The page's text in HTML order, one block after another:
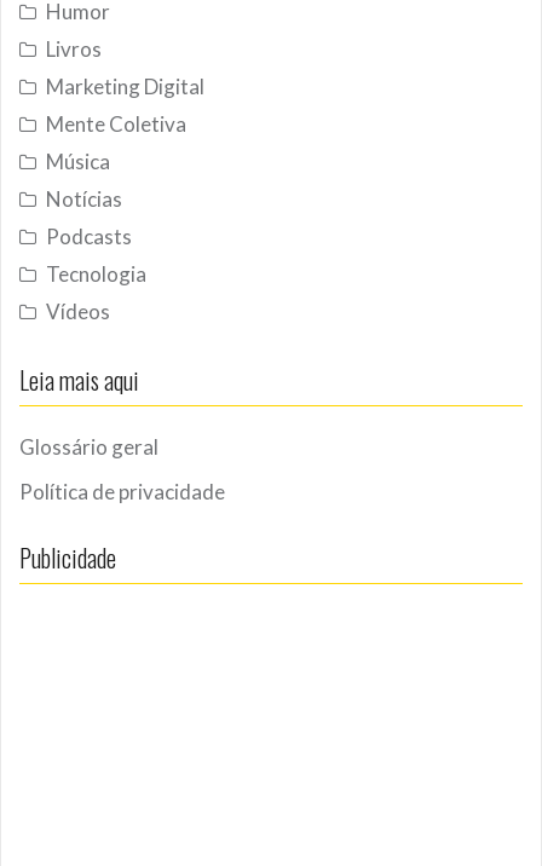
Humor
Livros
Marketing Digital
Mente Coletiva
Música
Notícias
Podcasts
Tecnologia
Vídeos
Leia mais aqui
Glossário geral
Política de privacidade
Publicidade